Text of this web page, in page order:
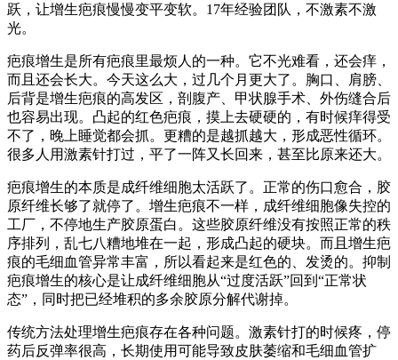
跃，让增生疤痕慢慢变平变软。17年经验团队，不激素不激
光。
疤痕增生是所有疤痕里最烦人的一种。它不光难看，还会痒，
而且还会长大。今天这么大，过几个月更大了。胸口、肩膀、
后背是增生疤痕的高发区，剖腹产、甲状腺手术、外伤缝合后
也容易出现。凸起的红色疤痕，摸上去硬硬的，有时候痒得受
不了，晚上睡觉都会抓。更糟的是越抓越大，形成恶性循环。
很多人用激素针打过，平了一阵又长回来，甚至比原来还大。
疤痕增生的本质是成纤维细胞太活跃了。正常的伤口愈合，胶
原纤维长够了就停了。增生疤痕不一样，成纤维细胞像失控的
工厂，不停地生产胶原蛋白。这些胶原纤维没有按照正常的秩
序排列，乱七八糟地堆在一起，形成凸起的硬块。而且增生疤
痕的毛细血管异常丰富，所以看起来是红色的、发烫的。抑制
疤痕增生的核心是让成纤维细胞从“过度活跃”回到“正常状
态”，同时把已经堆积的多余胶原分解代谢掉。
传统方法处理增生疤痕存在各种问题。激素针打的时候疼，停
药后反弹率很高，长期使用可能导致皮肤萎缩和毛细血管扩